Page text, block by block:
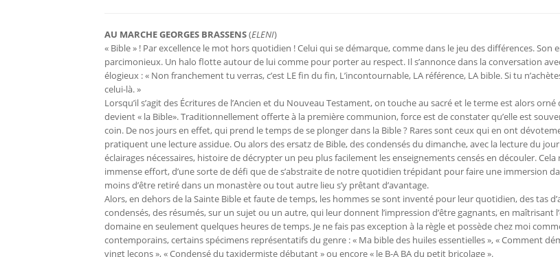
AU MARCHE GEORGES BRASSENS(ELENI)
« Bible » ! Par excellence le mot hors quotidien ! Celui qui se démarque, comme dans le jeu des différences. Son
parcimonieux. Un halo flotte autour de lui comme pour porter au respect. Il s’annonce dans la conversation
élogieux : « Non franchement tu verras, c’est LE fin du fin, L’incontournable, LA référence, LA bible. Si tu
celui-là. »
Lorsqu’il s’agit des Écritures de l’Ancien et du Nouveau Testament, on touche au sacré et le terme est alors orné
devient « la Bible». Traditionnellement offerte à la première communion, force est de constater qu’elle est
coin. De nos jours en effet, qui prend le temps de se plonger dans la Bible ? Rares sont ceux qui en ont
pratiquent une lecture assidue. Ou alors des ersatz de Bible, des condensés du dimanche, avec la lecture du
éclairages nécessaires, histoire de décrypter un peu plus facilement les enseignements censés en découler. Cela
immense effort, d’une sorte de défi que de s’abstraite de notre quotidien trépidant pour faire une immersion
moins d’être retiré dans un monastère ou tout autre lieu s’y prêtant d’avantage.
Alors, en dehors de la Sainte Bible et faute de temps, les hommes se sont inventé pour leur quotidien, des tas
condensés, des résumés, sur un sujet ou un autre, qui leur donnent l’impression d’être gagnants, en maîtrisant
domaine en seulement quelques heures de temps. Je ne fais pas exception à la règle et possède chez moi
contemporains, certains spécimens représentatifs du genre : « Ma bible des huiles essentielles », « Comment
vingt leçons », « Condensé du taxidermiste débutant » ou encore « le B-A BA du petit bricolage ».